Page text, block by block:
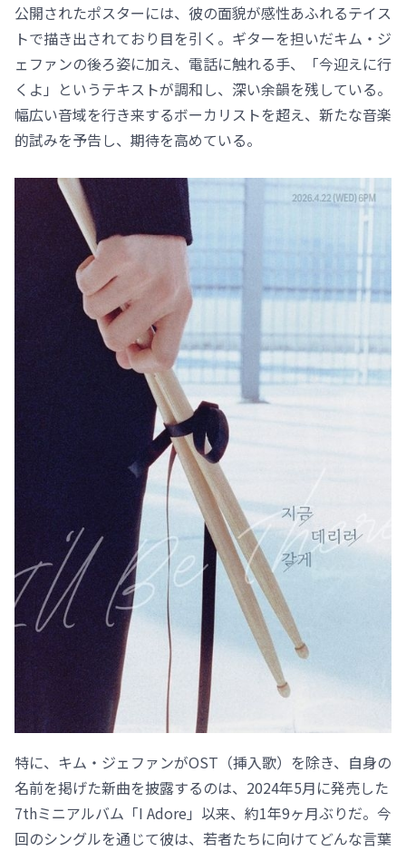
公開されたポスターには、彼の面貌が感性あふれるテイス
トで描き出されており目を引く。ギターを担いだキム・ジ
ェファンの後ろ姿に加え、電話に触れる手、「今迎えに行
くよ」というテキストが調和し、深い余韻を残している。
幅広い音域を行き来するボーカリストを超え、新たな音楽
的試みを予告し、期待を高めている。
特に、キム・ジェファンがOST（挿入歌）を除き、自身の
名前を掲げた新曲を披露するのは、2024年5月に発売した
7thミニアルバム「I Adore」以来、約1年9ヶ月ぶりだ。今
回のシングルを通じて彼は、若者たちに向けてどんな言葉